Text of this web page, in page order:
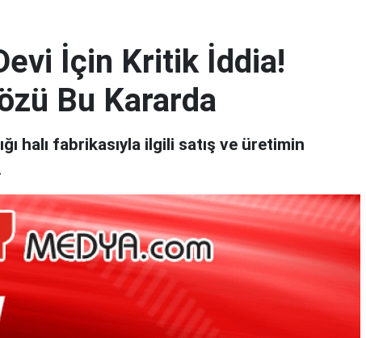
İçin Kritik İddia!
Bu Kararda
halı fabrikasıyla ilgili satış ve üretimin